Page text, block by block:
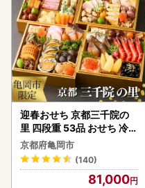
迎春おせち 京都三千院の
里 四段重 53品 おせち 冷蔵
2027 先行予約
京都府亀岡市
(140)
81,000